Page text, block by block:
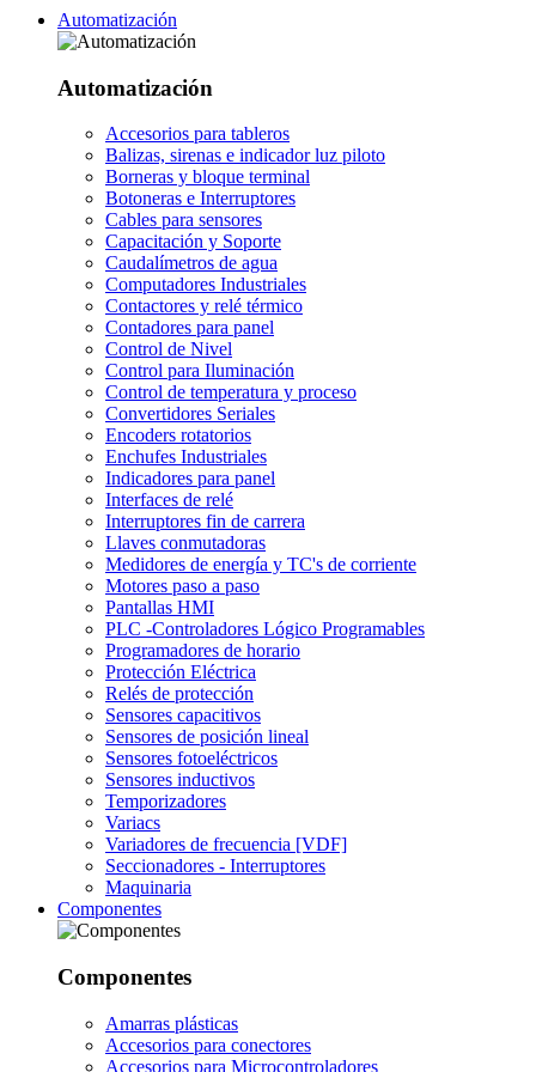
Automatización
Automatización
Accesorios para tableros
Balizas, sirenas e indicador luz piloto
Borneras y bloque terminal
Botoneras e Interruptores
Cables para sensores
Capacitación y Soporte
Caudalímetros de agua
Computadores Industriales
Contactores y relé térmico
Contadores para panel
Control de Nivel
Control para Iluminación
Control de temperatura y proceso
Convertidores Seriales
Encoders rotatorios
Enchufes Industriales
Indicadores para panel
Interfaces de relé
Interruptores fin de carrera
Llaves conmutadoras
Medidores de energía y TC's de corriente
Motores paso a paso
Pantallas HMI
PLC -Controladores Lógico Programables
Programadores de horario
Protección Eléctrica
Relés de protección
Sensores capacitivos
Sensores de posición lineal
Sensores fotoeléctricos
Sensores inductivos
Temporizadores
Variacs
Variadores de frecuencia [VDF]
Seccionadores - Interruptores
Maquinaria
Componentes
Componentes
Amarras plásticas
Accesorios para conectores
Accesorios para Microcontroladores